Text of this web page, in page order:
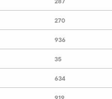
270
936
35
634